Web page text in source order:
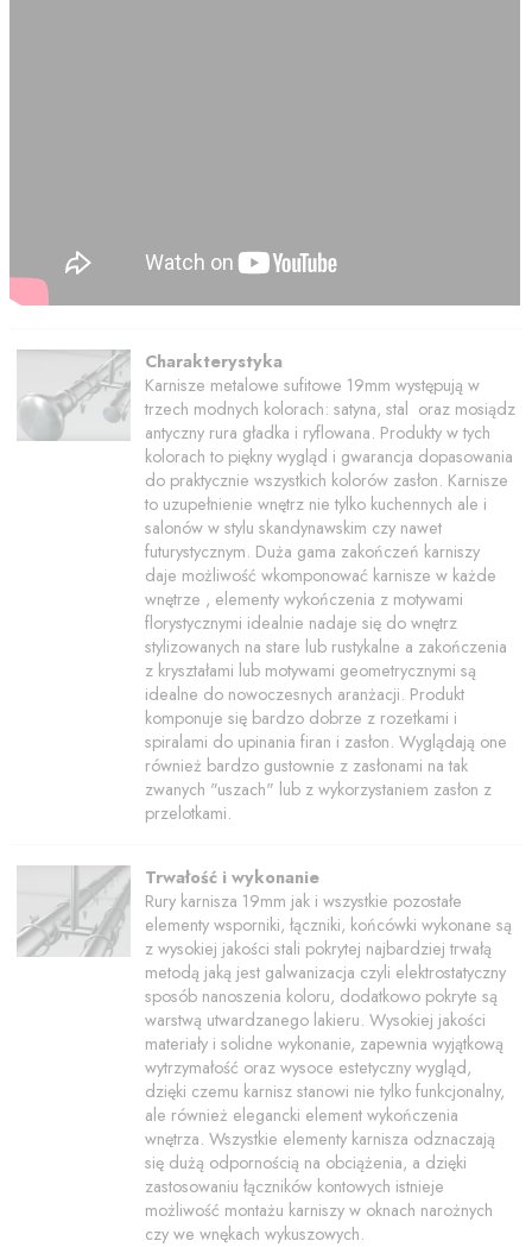
Charakterystyka
Karnisze metalowe sufitowe 19mm występują w
trzech modnych kolorach: satyna, stal oraz mosiądz
antyczny rura gładka i ryflowana. Produkty w tych
kolorach to piękny wygląd i gwarancja dopasowania
do praktycznie wszystkich kolorów zasłon. Karnisze
to uzupełnienie wnętrz nie tylko kuchennych ale i
salonów w stylu skandynawskim czy nawet
futurystycznym. Duża gama zakończeń karniszy
daje możliwość wkomponować karnisze w każde
wnętrze , elementy wykończenia z motywami
florystycznymi idealnie nadaje się do wnętrz
stylizowanych na stare lub rustykalne a zakończenia
z kryształami lub motywami geometrycznymi są
idealne do nowoczesnych aranżacji. Produkt
komponuje się bardzo dobrze z rozetkami i
spiralami do upinania firan i zasłon. Wyglądają one
również bardzo gustownie z zasłonami na tak
zwanych "uszach" lub z wykorzystaniem zasłon z
przelotkami.
Trwałość i wykonanie
Rury karnisza 19mm jak i wszystkie pozostałe
elementy wsporniki, łączniki, końcówki wykonane są
z wysokiej jakości stali pokrytej najbardziej trwałą
metodą jaką jest galwanizacja czyli elektrostatyczny
sposób nanoszenia koloru, dodatkowo pokryte są
warstwą utwardzanego lakieru. Wysokiej jakości
materiały i solidne wykonanie, zapewnia wyjątkową
wytrzymałość oraz wysoce estetyczny wygląd,
dzięki czemu karnisz stanowi nie tylko funkcjonalny,
ale również elegancki element wykończenia
wnętrza. Wszystkie elementy karnisza odznaczają
się dużą odpornością na obciążenia, a dzięki
zastosowaniu łączników kontowych istnieje
możliwość montażu karniszy w oknach narożnych
czy we wnękach wykuszowych.